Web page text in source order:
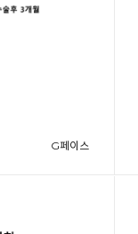
G페이스